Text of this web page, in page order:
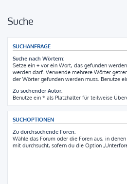
Suche
SUCHANFRAGE
Suche nach Wörtern:
Setze ein + vor ein Wort, das gefunden
werden darf. Verwende mehrere Wörter
der Wörter gefunden werden muss. Benutze
Zu suchender Autor:
Benutze ein * als Platzhalter für teilweise
SUCHOPTIONEN
Zu durchsuchende Foren:
Wähle das Forum oder die Foren aus, in
mit durchsucht, sofern du die Option